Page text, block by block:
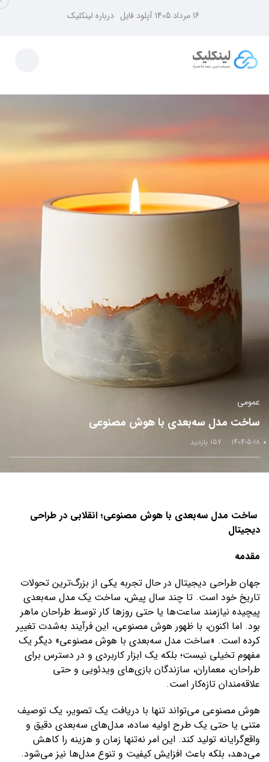
16 مرداد 1405 آپلود فایل درباره لینکلیک
عمومی
ساخت مدل سه‌بعدی با هوش مصنوعی
1404-5-18 157 بازدید
ساخت مدل سه‌بعدی با هوش مصنوعی؛ انقلابی در طراحی
دیجیتال
مقدمه
جهان طراحی دیجیتال در حال تجربه یکی از بزرگ‌ترین تحولات
تاریخ خود است. تا چند سال پیش، ساخت یک مدل سه‌بعدی
پیچیده نیازمند ساعت‌ها یا حتی روزها کار توسط طراحان ماهر
بود. اما اکنون، با ظهور هوش مصنوعی، این فرآیند به‌شدت تغییر
کرده است. «ساخت مدل سه‌بعدی با هوش مصنوعی» دیگر یک
مفهوم تخیلی نیست؛ بلکه یک ابزار کاربردی و در دسترس برای
طراحان، معماران، سازندگان بازی‌های ویدئویی و حتی
علاقه‌مندان تازه‌کار است.
هوش مصنوعی می‌تواند تنها با دریافت یک تصویر، یک توصیف
متنی یا حتی یک طرح اولیه ساده، مدل‌های سه‌بعدی دقیق و
واقع‌گرایانه تولید کند. این امر نه‌تنها زمان و هزینه را کاهش
می‌دهد، بلکه باعث افزایش کیفیت و تنوع مدل‌ها نیز می‌شود.